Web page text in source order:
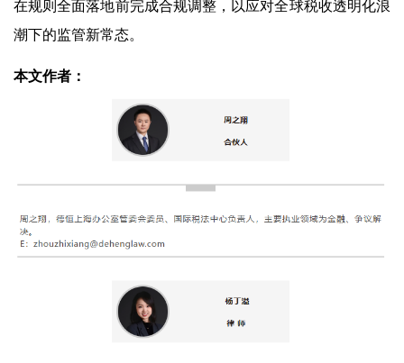
在规则全面落地前完成合规调整，以应对全球税收透明化浪
潮下的监管新常态。
本文作者：